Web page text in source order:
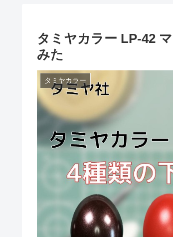
タミヤカラー LP-42
みた
タミヤカラー